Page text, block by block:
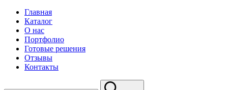
Главная
Каталог
О нас
Портфолио
Готовые решения
Отзывы
Контакты